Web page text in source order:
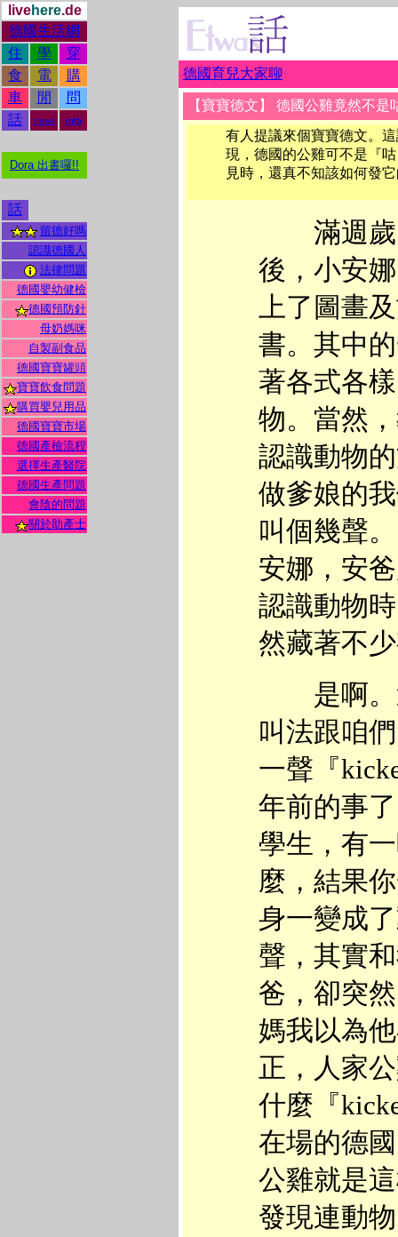
livehere.de
德國生活網
住
學
穿
食
電
購
車
閒
問
話
news info
Dora 出書囉!!
話
留德好嗎
認識德國人
法律問題
德國嬰幼健檢
德國預防針
母奶媽咪
自製副食品
德國寶寶罐頭
寶寶飲食問題
購買嬰兒用品
德國寶寶市場
德國產檢流程
選擇生產醫院
德國生產問題
會陰的問題
關於助產士
德國育兒大家聊
【寶寶德文】 德國公雞竟然不是
有人提議來個寶寶德文。
現，德國的公雞可不是『
見時，還真不知該如何發
滿週歲
後，小安
上了圖畫
書。其中
著各式各
物。當然
認識動物
做爹娘的
叫個幾聲
安娜，安
認識動物
然藏著不
是啊。
叫法跟咱
一聲『
年前的事
學生，有
麼，結果
身一變成
聲，其實
爸，卻突
媽我以為
正，人家
什麼『
在場的德
公雞就是
發現連動